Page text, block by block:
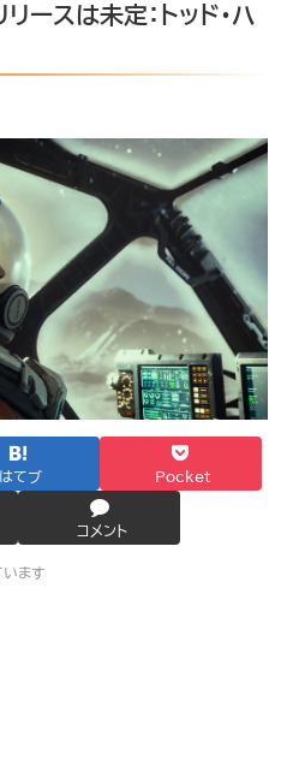
スは未定：トッド・ハ
はてブ Pocket
コメント
います